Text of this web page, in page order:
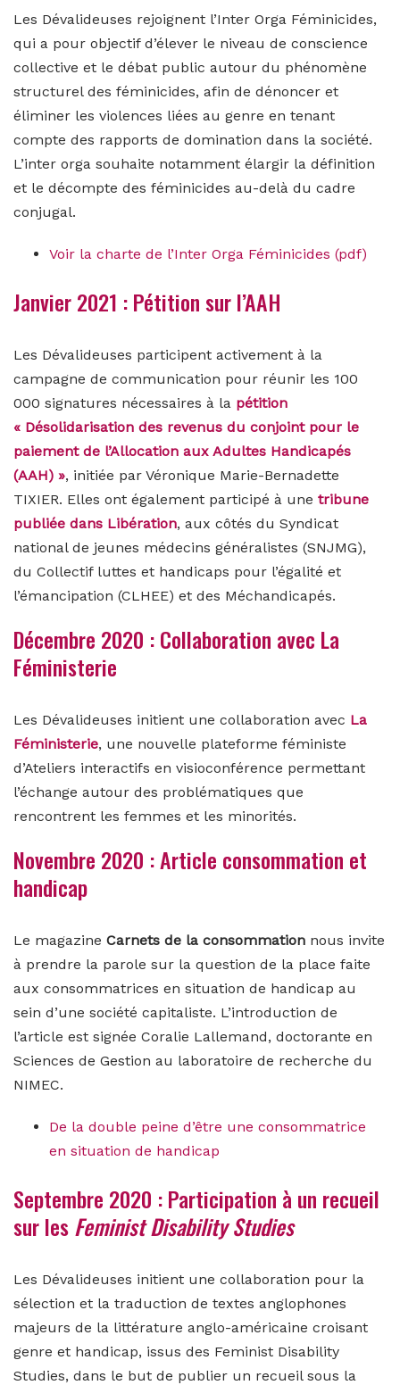
Les Dévalideuses rejoignent l’Inter Orga Féminicides,
qui a pour objectif d’élever le niveau de conscience
collective et le débat public autour du phénomène
structurel des féminicides, afin de dénoncer et
éliminer les violences liées au genre en tenant
compte des rapports de domination dans la société.
L’inter orga souhaite notamment élargir la définition
et le décompte des féminicides au-delà du cadre
conjugal.
Voir la charte de l’Inter Orga Féminicides (pdf)
Janvier 2021 : Pétition sur l’AAH
Les Dévalideuses participent activement à la
campagne de communication pour réunir les 100
000 signatures nécessaires à la pétition
« Désolidarisation des revenus du conjoint pour le
paiement de l’Allocation aux Adultes Handicapés
(AAH) », initiée par Véronique Marie-Bernadette
TIXIER. Elles ont également participé à une tribune
publiée dans Libération, aux côtés du Syndicat
national de jeunes médecins généralistes (SNJMG),
du Collectif luttes et handicaps pour l’égalité et
l’émancipation (CLHEE) et des Méchandicapés.
Décembre 2020 : Collaboration avec La
Féministerie
Les Dévalideuses initient une collaboration avec La
Féministerie, une nouvelle plateforme féministe
d’Ateliers interactifs en visioconférence permettant
l’échange autour des problématiques que
rencontrent les femmes et les minorités.
Novembre 2020 : Article consommation et
handicap
Le magazine Carnets de la consommation nous invite
à prendre la parole sur la question de la place faite
aux consommatrices en situation de handicap au
sein d’une société capitaliste. L’introduction de
l’article est signée Coralie Lallemand, doctorante en
Sciences de Gestion au laboratoire de recherche du
NIMEC.
De la double peine d’être une consommatrice
en situation de handicap
Septembre 2020 : Participation à un recueil
sur lesFeminist Disability Studies
Les Dévalideuses initient une collaboration pour la
sélection et la traduction de textes anglophones
majeurs de la littérature anglo-américaine croisant
genre et handicap, issus des Feminist Disability
Studies, dans le but de publier un recueil sous la